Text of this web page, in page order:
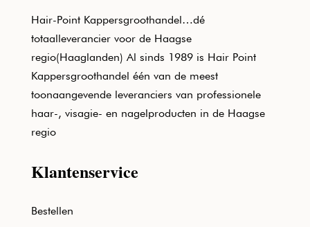
Hair-Point Kappersgroothandel…dé
totaalleverancier voor de Haagse
regio(Haaglanden) Al sinds 1989 is Hair Point
Kappersgroothandel één van de meest
toonaangevende leveranciers van professionele
haar-, visagie- en nagelproducten in de Haagse
regio
Klantenservice
Bestellen